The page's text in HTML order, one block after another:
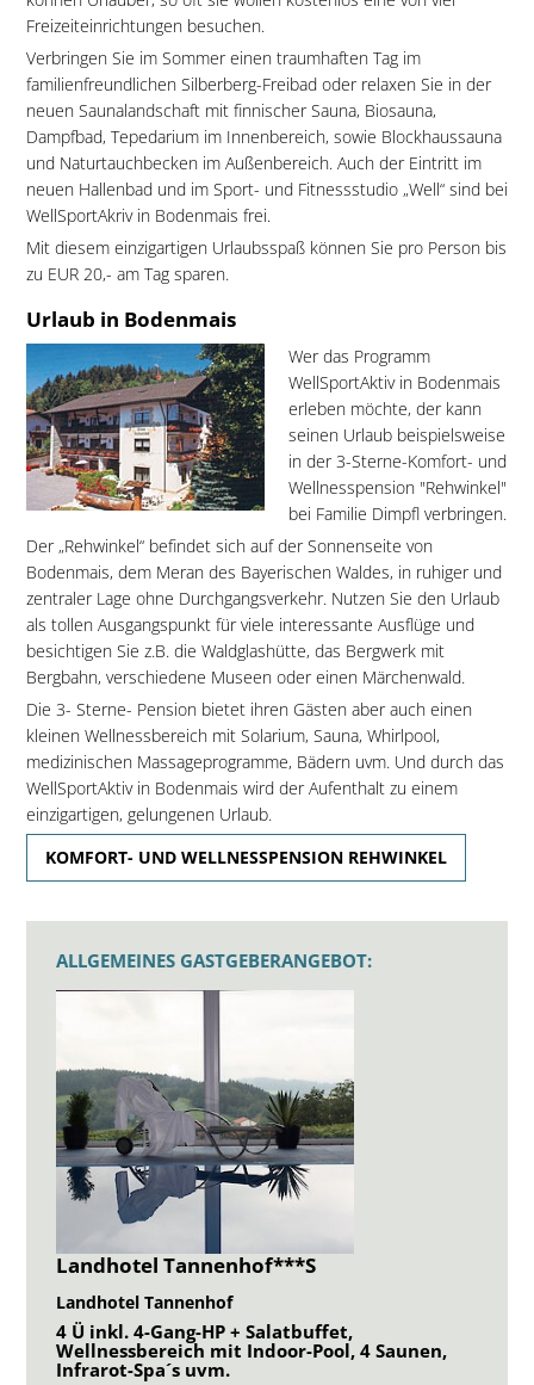
Freizeiteinrichtungen besuchen.
Verbringen Sie im Sommer einen traumhaften Tag im
familienfreundlichen Silberberg-Freibad oder relaxen Sie in der
neuen Saunalandschaft mit finnischer Sauna, Biosauna,
Dampfbad, Tepedarium im Innenbereich, sowie Blockhaussauna
und Naturtauchbecken im Außenbereich. Auch der Eintritt im
neuen Hallenbad und im Sport- und Fitnessstudio „Well“ sind bei
WellSportAkriv in Bodenmais frei.
Mit diesem einzigartigen Urlaubsspaß können Sie pro Person bis
zu EUR 20,- am Tag sparen.
Urlaub in Bodenmais
Wer das Programm
WellSportAktiv in Bodenmais
erleben möchte, der kann
seinen Urlaub beispielsweise
in der 3-Sterne-Komfort- und
Wellnesspension "Rehwinkel"
bei Familie Dimpfl verbringen.
Der „Rehwinkel“ befindet sich auf der Sonnenseite von
Bodenmais, dem Meran des Bayerischen Waldes, in ruhiger und
zentraler Lage ohne Durchgangsverkehr. Nutzen Sie den Urlaub
als tollen Ausgangspunkt für viele interessante Ausflüge und
besichtigen Sie z.B. die Waldglashütte, das Bergwerk mit
Bergbahn, verschiedene Museen oder einen Märchenwald.
Die 3- Sterne- Pension bietet ihren Gästen aber auch einen
kleinen Wellnessbereich mit Solarium, Sauna, Whirlpool,
medizinischen Massageprogramme, Bädern uvm. Und durch das
WellSportAktiv in Bodenmais wird der Aufenthalt zu einem
einzigartigen, gelungenen Urlaub.
KOMFORT- UND WELLNESSPENSION REHWINKEL
ALLGEMEINES GASTGEBERANGEBOT:
Landhotel Tannenhof***S
Landhotel Tannenhof
4 Ü inkl. 4-Gang-HP + Salatbuffet,
Wellnessbereich mit Indoor-Pool, 4 Saunen,
Infrarot-Spa´s uvm.